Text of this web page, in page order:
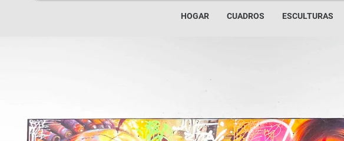
HOGAR CUADROS ESCULTURAS